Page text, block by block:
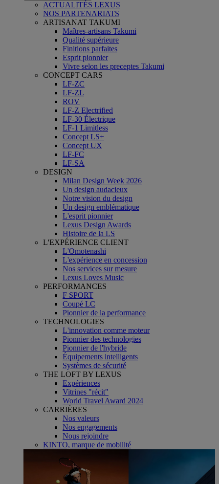
ACTUALITÉS LEXUS
NOS PARTENARIATS
ARTISANAT TAKUMI
Maîtres-artisans Takumi
Qualité supérieure
Finitions parfaites
Esprit pionnier
Vivre selon les preceptes Takumi
CONCEPT CARS
LF-ZC
LF-ZL
ROV
LF-Z Electrified
LF-30 Électrique
LF-1 Limitless
Concept LS+
Concept UX
LF-FC
LF-SA
DESIGN
Milan Design Week 2026
Un design audacieux
Notre vision du design
Un design emblématique
L'esprit pionnier
Lexus Design Awards
Histoire de la LS
L'EXPÉRIENCE CLIENT
L'Omotenashi
L'expérience en concession
Nos services sur mesure
Lexus Loves Music
PERFORMANCES
F SPORT
Coupé LC
Pionnier de la performance
TECHNOLOGIES
L'innovation comme moteur
Pionnier des technologies
Pionnier de l'hybride
Équipements intelligents
Systèmes de sécurité
THE LOFT BY LEXUS
Expériences
Vitrines "récit"
World Travel Award 2024
CARRIÈRES
Nos valeurs
Nos engagements
Nous rejoindre
KINTO, marque de mobilité